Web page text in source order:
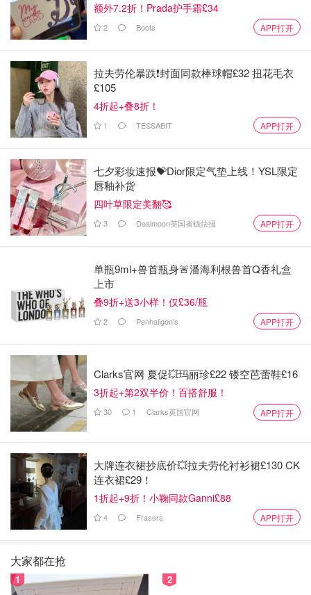
甜度適中且帶有清爽果香的「柚子酒」，是日本具有代表性
的水果酒之一
青短柚子
青短柚子柔和香甜的味道，来自手工榨取。
因为人手是无法榨干柚子的，只能榨出最甜的那一道，
而且保留了柔和的果油。其他用料都很正常地实在，酿
造酒精，糖类。无香料添加，无防腐剂，可以放心喝。
酒精度7，酒精感低，酸甜口，甜度高。
这瓶用的是国产柚子和熟透了的梅子果肉，甜得很丰
富、又有果肉香。基底是甜甜的御代荣清酒，没有香料
和添加物。
轻柔的柚子酒差不多从这里就官告结束了。北岛是大朋
友和小朋友都可以喝的一瓶、酒精
度7、有一点轻柔的酒味。加了一点天然海盐
使柚子酒一下子就沉稳，柔和、香甜了起来。
这瓶也是无香料，无添加，使用了北岛家甜甜的御代荣
上来讲，都是无可挑剔。
值得尊敬的一瓶‼️兑生啤非常好喝！
额外7.2折！Prada护手霜£34
2 Boots APP打开
拉夫劳伦暴跌❗️封面同款棒球帽£32 扭花毛衣
£105
4折起+叠8折！
1 TESSABIT APP打开
七夕彩妆速报💝Dior限定气垫上线！YSL限定
唇釉补货
四叶草限定美翻🥰
3 Dealmoon英国省钱快报 APP打开
单瓶9ml+兽首瓶身🚨潘海利根兽首Q香礼盒
上市
叠9折+送3小样！仅£36/瓶
2 Penhaligon's APP打开
Clarks官网 夏促💥玛丽珍£22 镂空芭蕾鞋£16
3折起+第2双半价！百搭舒服！
30 1 Clarks英国官网 APP打开
大牌连衣裙抄底价💥拉夫劳伦衬衫裙£130 CK
连衣裙£29！
1折起+9折！小鞠同款Ganni£88
4 Frasers APP打开
大家都在抢
1 2